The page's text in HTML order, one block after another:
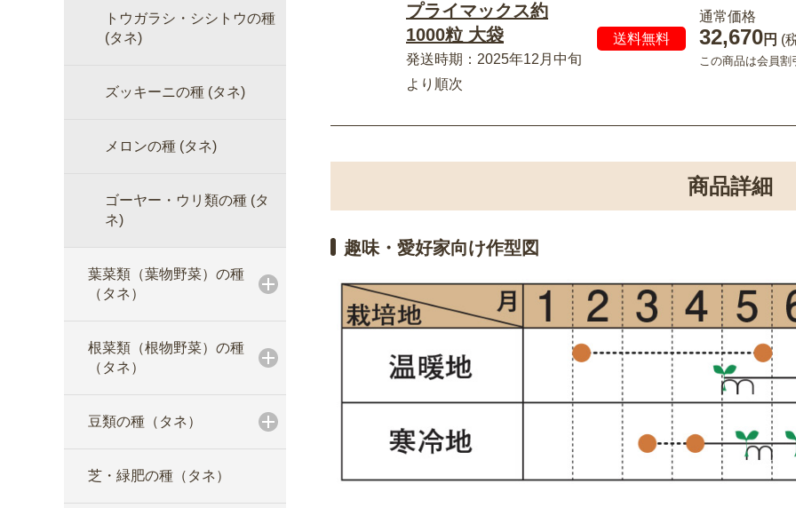
トウガラシ・シシトウの種
(タネ)
ズッキーニの種 (タネ)
メロンの種 (タネ)
ゴーヤー・ウリ類の種 (タ
ネ)
葉菜類（葉物野菜）の種
（タネ）
根菜類（根物野菜）の種
（タネ）
豆類の種（タネ）
芝・緑肥の種（タネ）
プライマックス約
1000粒 大袋
発送時期：2025年12月中旬
より順次
送料無料
通常価格
32,670円 (
この商品は会員
商品詳細
趣味・愛好家向け作型図